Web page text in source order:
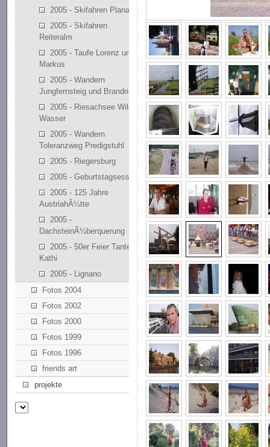
2005 - Skifahren Planai
2005 - Skifahren
Reiteralm
2005 - Taufe Lorenz und
Markus
2005 - Wandern
Jungfernsteig und Brandriedl
2005 - Riesachsee Wilde
Wasser
2005 - Wandern
Toleranzweg Predigstuhl
2005 - Riegersburg
2005 - Geburtstagsessen
2005 - 125 Jahre
AustriahÃ¼tte
2005 -
DachsteinÃ¼berquerung
2005 - 50er Feier Tante
Kathi
2005 - Lignano
Fotos 2004
Fotos 2002
Fotos 2000
Fotos 1999
Fotos 1996
friends art
projekte